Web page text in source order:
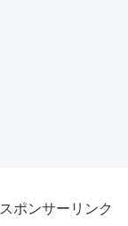
スポンサーリンク